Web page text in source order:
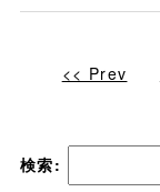
<< Prev
検索: